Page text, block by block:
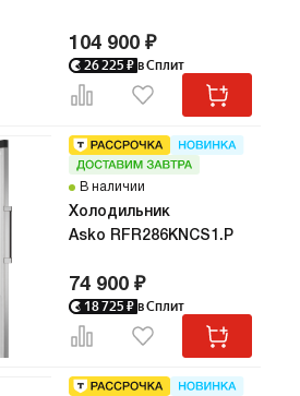
104 900 ₽
26 225 ₽ в Сплит
В наличии
Холодильник
Asko RFR286KNCS1.P
74 900 ₽
18 725 ₽ в Сплит